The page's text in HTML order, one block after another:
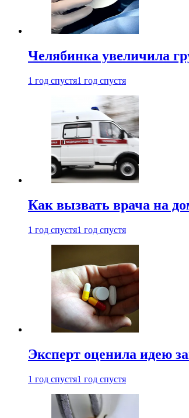
Челябинка увеличила
1 год спустя1 год спустя
Как вызвать врача на
1 год спустя1 год спустя
Эксперт оценила идею
1 год спустя1 год спустя